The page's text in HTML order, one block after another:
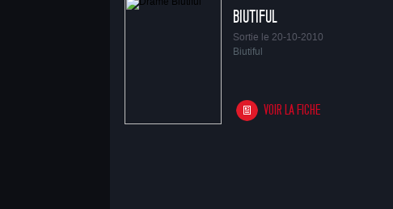
BIUTIFUL
Sortie le 20-10-2010
Biutiful
VOIR LA FICHE